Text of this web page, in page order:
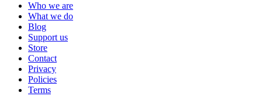
Who we are
What we do
Blog
Support us
Store
Contact
Privacy
Policies
Terms